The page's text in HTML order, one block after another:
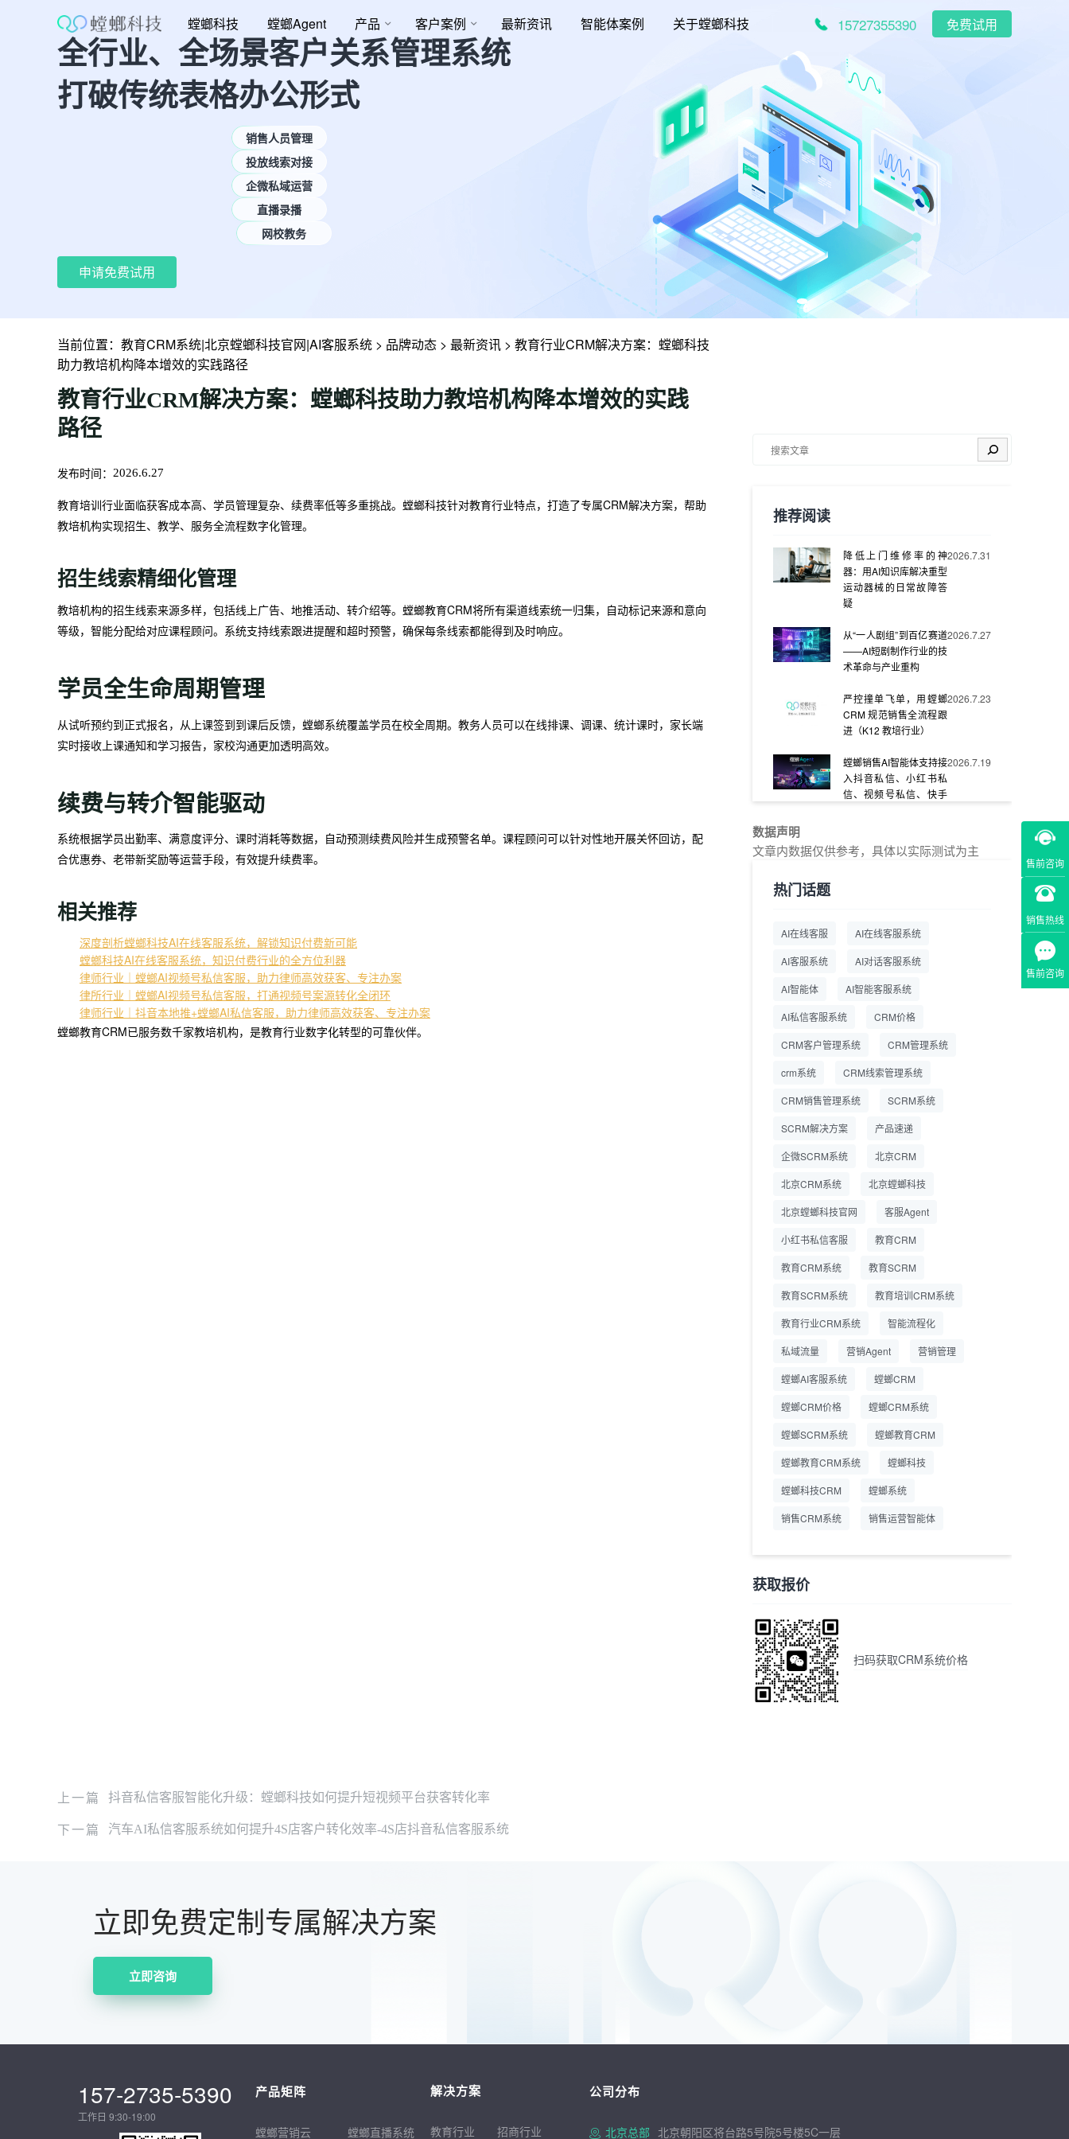
螳螂科技 螳螂Agent 产品 客户案例 最新资讯 智能体案例 关于螳螂科技 15727355390 免费试用
全行业、全场景客户关系管理系统
打破传统表格办公形式
销售人员管理
投放线索对接
企微私域运营
直播录播
网校教务
申请免费试用
售前咨询
销售热线
售前咨询
当前位置： 教育CRM系统|北京螳螂科技官网|AI客服系统 > 品牌动态 > 最新资讯 > 教育行业CRM解决方案：螳螂科技
助力教培机构降本增效的实践路径
教育行业CRM解决方案：螳螂科技助力教培机构降本增效的实践
路径
发布时间： 2026.6.27
教育培训行业面临获客成本高、学员管理复杂、续费率低等多重挑战。螳螂科技针对教育行业特点，打造了专属CRM解决方案，帮助
教培机构实现招生、教学、服务全流程数字化管理。
招生线索精细化管理
教培机构的招生线索来源多样，包括线上广告、地推活动、转介绍等。螳螂教育CRM将所有渠道线索统一归集，自动标记来源和意向
等级，智能分配给对应课程顾问。系统支持线索跟进提醒和超时预警，确保每条线索都能得到及时响应。
学员全生命周期管理
从试听预约到正式报名，从上课签到到课后反馈，螳螂系统覆盖学员在校全周期。教务人员可以在线排课、调课、统计课时，家长端
实时接收上课通知和学习报告，家校沟通更加透明高效。
续费与转介智能驱动
系统根据学员出勤率、满意度评分、课时消耗等数据，自动预测续费风险并生成预警名单。课程顾问可以针对性地开展关怀回访，配
合优惠券、老带新奖励等运营手段，有效提升续费率。
相关推荐
深度剖析螳螂科技AI在线客服系统，解锁知识付费新可能
螳螂科技AI在线客服系统，知识付费行业的全方位利器
律师行业｜螳螂AI视频号私信客服，助力律师高效获客、专注办案
律所行业｜螳螂AI视频号私信客服，打通视频号案源转化全闭环
律师行业｜抖音本地推+螳螂AI私信客服，助力律师高效获客、专注办案
螳螂教育CRM已服务数千家教培机构，是教育行业数字化转型的可靠伙伴。
搜索
推荐阅读
降低上门维修率的神
器：用AI知识库解决重型
运动器械的日常故障答
疑
2026.7.31
从“一人剧组”到百亿赛道
——AI短剧制作行业的技
术革命与产业重构
2026.7.27
严控撞单飞单，用螳螂
CRM 规范销售全流程跟
进（K12 教培行业）
2026.7.23
螳螂销售AI智能体支持接
入抖音私信、小红书私
信、视频号私信、快手
2026.7.19
螳螂系统专为K12/职业
交：螳螂科技销售AI智能
一站式SCRM系统企微
全流程
商用SCRM系统企微工
营成本
2026.7.14
企业微信 私域用户精细
螳螂教育CRM助力教培
机构精细化运营
数据声明
文章内数据仅供参考，具体以实际测试为主
热门话题
AI在线客服 AI在线客服系统
AI客服系统 AI对话客服系统
AI智能体 AI智能客服系统
AI私信客服系统 CRM价格
CRM客户管理系统 CRM管理系统
crm系统 CRM线索管理系统
CRM销售管理系统 SCRM系统
SCRM解决方案 产品速递
企微SCRM系统 北京CRM
北京CRM系统 北京螳螂科技
北京螳螂科技官网 客服Agent
小红书私信客服 教育CRM
教育CRM系统 教育SCRM
教育SCRM系统 教育培训CRM系统
教育行业CRM系统 智能流程化
私域流量 营销Agent 营销管理
螳螂AI客服系统 螳螂CRM
螳螂CRM价格 螳螂CRM系统
螳螂SCRM系统 螳螂教育CRM
螳螂教育CRM系统 螳螂科技
螳螂科技CRM 螳螂系统
销售CRM系统 销售运营智能体
获取报价
扫码获取CRM系统价格
上一篇 抖音私信客服智能化升级：螳螂科技如何提升短视频平台获客转化率
下一篇 汽车AI私信客服系统如何提升4S店客户转化效率-4S店抖音私信客服系统
立即免费定制专属解决方案
立即咨询
157-2735-5390
工作日 9:30-19:00
产品矩阵
螳螂营销云 螳螂直播系统
解决方案
教育行业 招商行业
公司分布
北京总部 北京朝阳区将台路5号院5号楼5C一层